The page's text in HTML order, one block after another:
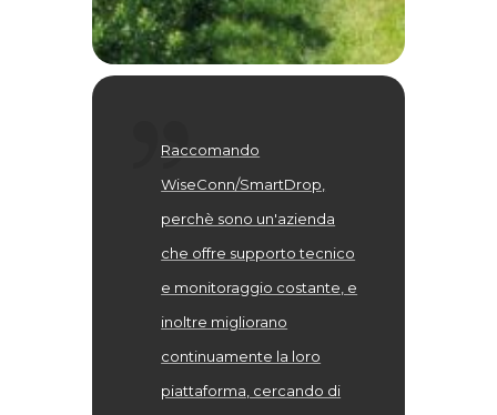
Raccomando
WiseConn/SmartDrop,
perchè sono un'azienda
che offre supporto tecnico
e monitoraggio costante, e
inoltre migliorano
continuamente la loro
piattaforma, cercando di